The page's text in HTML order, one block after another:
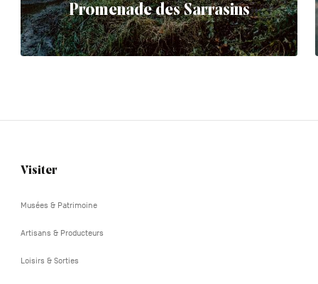
Promenade des Sarrasins
Navigation
Visiter
Musées & Patrimoine
Artisans & Producteurs
Loisirs & Sorties